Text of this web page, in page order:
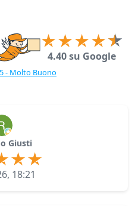
4.40 su Google
- Molto Buono
Giusti
18:21